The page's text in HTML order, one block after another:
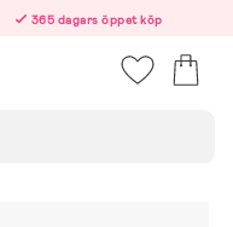
365 dagars öppet köp